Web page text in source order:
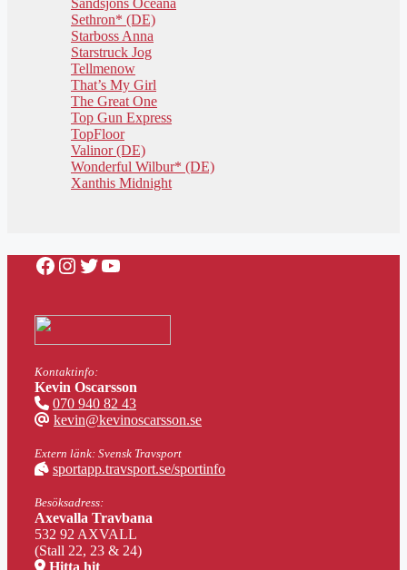
Sandsjöns Oceana
Sethron* (DE)
Starboss Anna
Starstruck Jog
Tellmenow
That’s My Girl
The Great One
Top Gun Express
TopFloor
Valinor (DE)
Wonderful Wilbur* (DE)
Xanthis Midnight
Facebook
Instagram
Twitter
YouTube
Kontaktinfo:
Kevin Oscarsson
070 940 82 43
kevin@kevinoscarsson.se
Extern länk: Svensk Travsport
sportapp.travsport.se/sportinfo
Besöksadress:
Axevalla Travbana
532 92 AXVALL
(Stall 22, 23 & 24)
Hitta hit